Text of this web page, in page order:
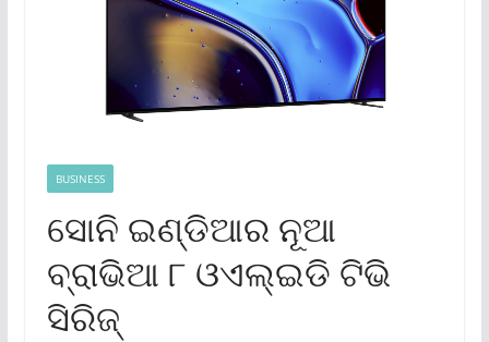
BUSINESS
ସୋନି ଇଣ୍ଡିଆର ନୂଆ
ବ୍ରାଭିଆ ୮ ଓଏଲ୍‌ଇଡି ଟିଭି
ସିରିଜ୍‌